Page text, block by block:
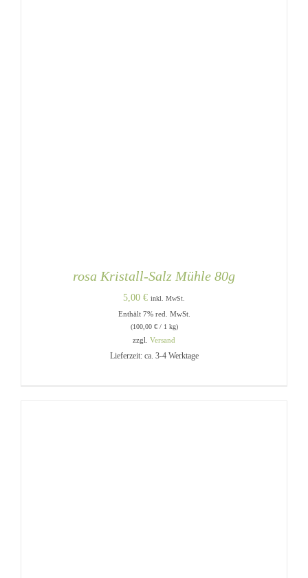
rosa Kristall-Salz Mühle 80g
5,00 € inkl. MwSt.
Enthält 7% red. MwSt.
(100,00 €/ 1 kg)
zzgl. Versand
Lieferzeit: ca. 3-4 Werktage